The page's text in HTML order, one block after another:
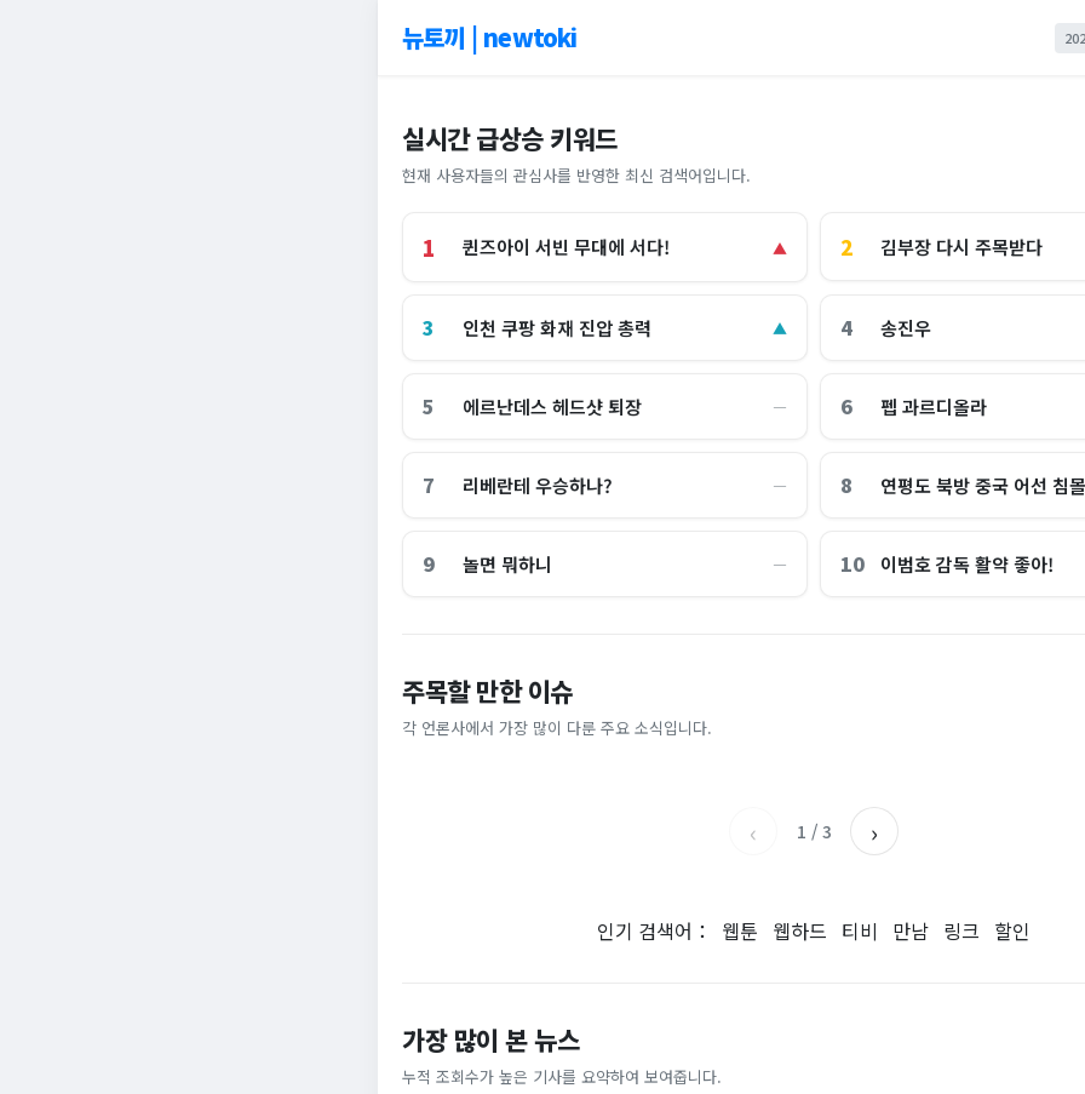
뉴토끼 | newtoki
실시간 급상승 키워드
현재 사용자들의 관심사를 반영한 최신 검색어입니다.
1 퀸즈아이 서빈 무대에 서다! ▲ 2 김부장 다시 주목받다
3 인천 쿠팡 화재 진압 총력 ▲ 4 송진우
5 에르난데스 헤드샷 퇴장 ― 6 펩 과르디올라
7 리베란테 우승하나? ― 8 연평도 북방 중국 어선 침몰
9 놀면 뭐하니 ― 10 이범호 감독 활약 좋아!
주목할 만한 이슈
각 언론사에서 가장 많이 다룬 주요 소식입니다.
홈플러스, 2000억원으로 '시간'을 샀다
비즈워치
[날씨] 오늘 밤 또 내린다...내륙 중심 최대 150mm
‹ 1 / 3 ›
인기 검색어： 웹툰 웹하드 티비 만남 링크 할인
가장 많이 본 뉴스
누적 조회수가 높은 기사를 요약하여 보여줍니다.